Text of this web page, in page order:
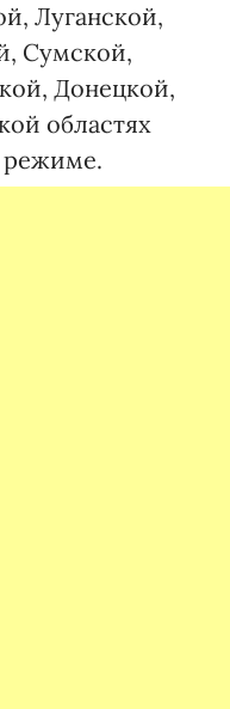
Луганской,
Сумской,
Донецкой,
областях
режиме.